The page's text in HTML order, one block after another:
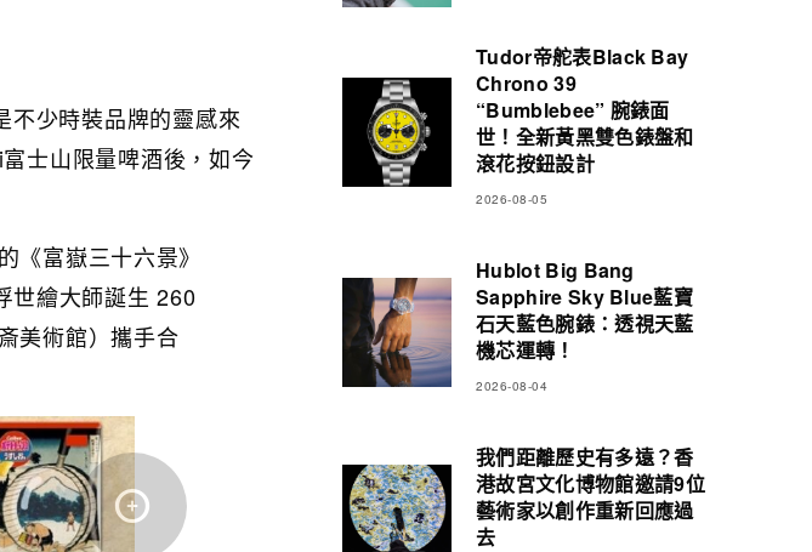
不少時裝品牌的靈感來
士山限量啤酒後，如今
《富嶽三十六景》
世繪大師誕生 260
美術館）攜手合
Tudor帝舵表Black Bay
Chrono 39
“Bumblebee” 腕錶面
世！全新黃黑雙色錶盤和
滾花按鈕設計
2026-08-05
Hublot Big Bang
Sapphire Sky Blue藍寶
石天藍色腕錶：透視天藍
機芯運轉！
2026-08-04
我們距離歷史有多遠？香
港故宮文化博物館邀請9位
藝術家以創作重新回應過
去